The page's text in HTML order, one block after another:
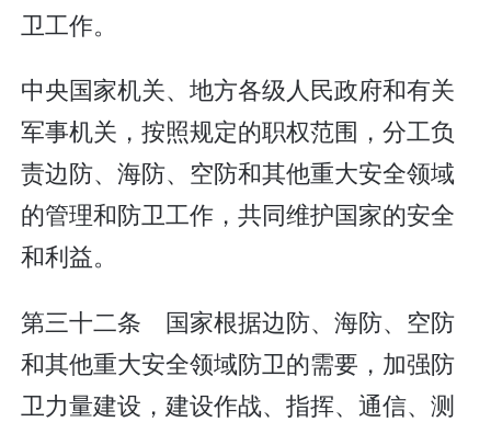
卫工作。
中央国家机关、地方各级人民政府和有关
军事机关，按照规定的职权范围，分工负
责边防、海防、空防和其他重大安全领域
的管理和防卫工作，共同维护国家的安全
和利益。
第三十二条 国家根据边防、海防、空防
和其他重大安全领域防卫的需要，加强防
卫力量建设，建设作战、指挥、通信、测